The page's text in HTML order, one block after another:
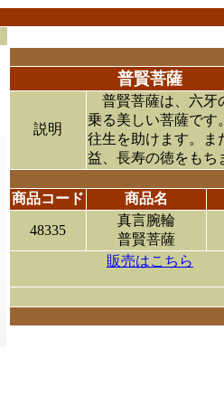
普賢菩薩
説明
普賢菩薩は、六牙
乗る美しい菩薩です
往生を助けます。ま
益、長寿の徳をもち
商品コード 商品名
48335
真言腕輪
普賢菩薩
販売はこちら